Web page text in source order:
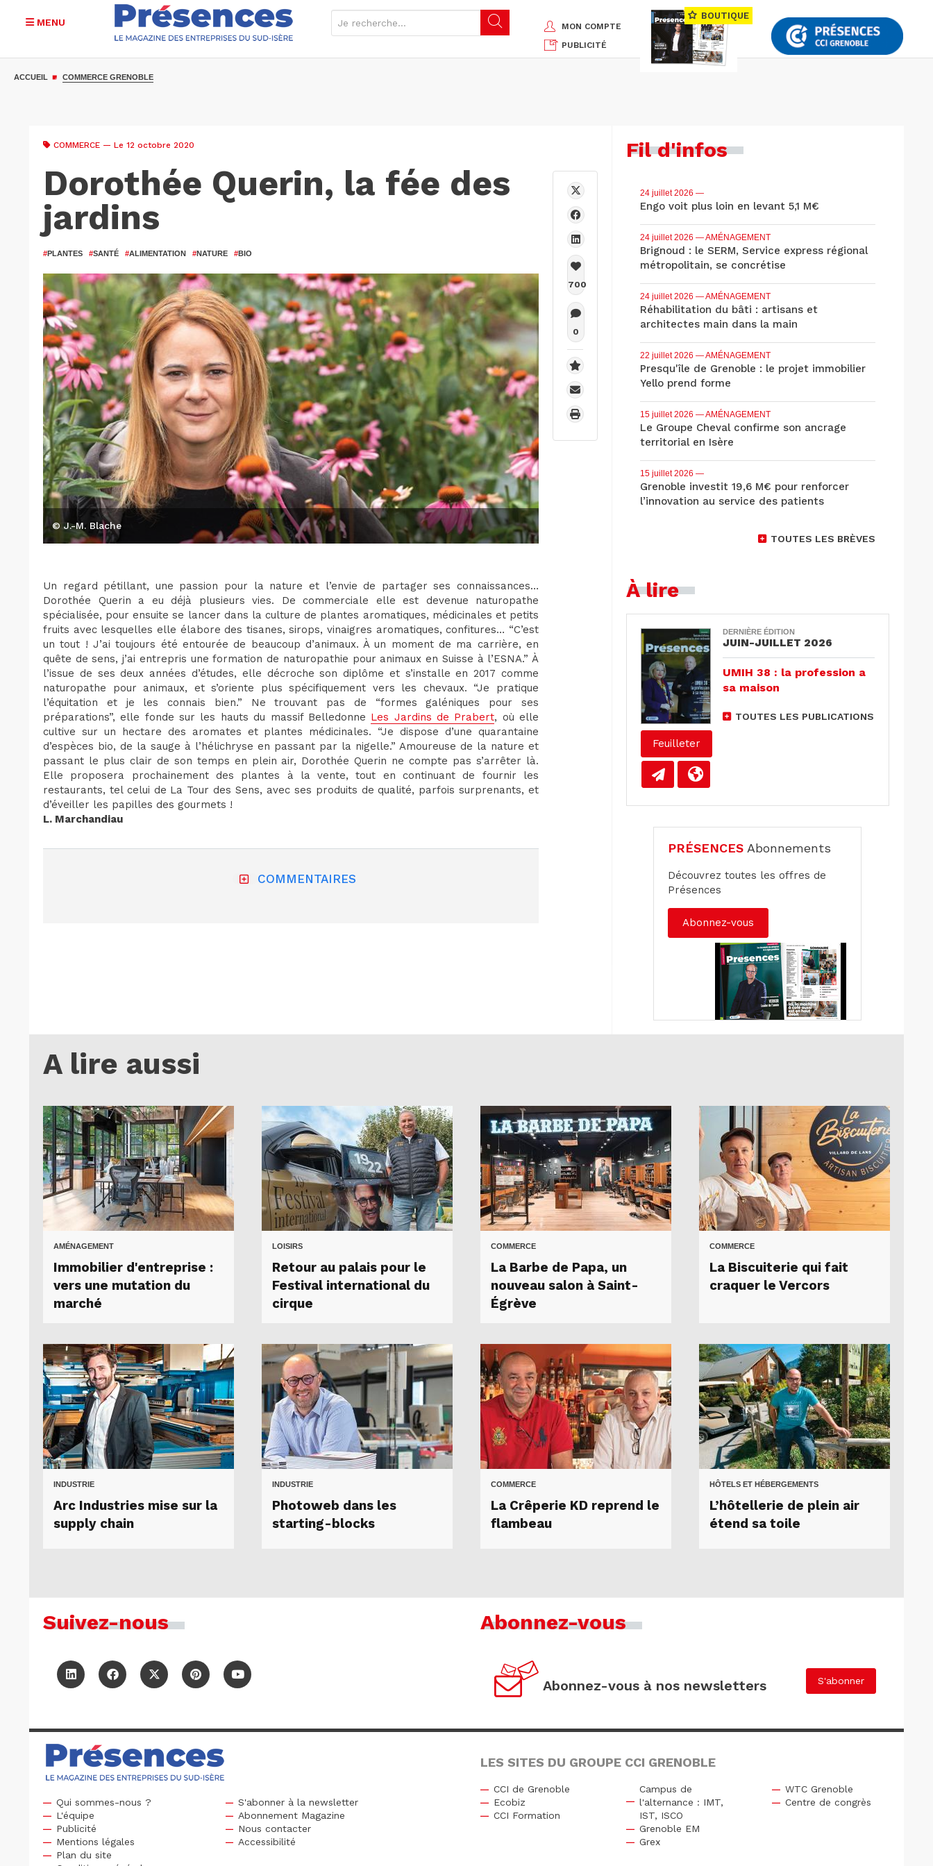
MENU
MON COMPTE
PUBLICITÉ
BOUTIQUE
ACCUEIL COMMERCE GRENOBLE
COMMERCE — Le 12 octobre 2020
Dorothée Querin, la fée des
jardins
#PLANTES #SANTÉ #ALIMENTATION #NATURE #BIO
© J.-M. Blache
Un regard pétillant, une passion pour la nature et l’envie de partager ses connaissances…
Dorothée Querin a eu déjà plusieurs vies. De commerciale elle est devenue naturopathe
spécialisée, pour ensuite se lancer dans la culture de plantes aromatiques, médicinales et petits
fruits avec lesquelles elle élabore des tisanes, sirops, vinaigres aromatiques, confitures… “C’est
un tout ! J’ai toujours été entourée de beaucoup d’animaux. À un moment de ma carrière, en
quête de sens, j’ai entrepris une formation de naturopathie pour animaux en Suisse à l’ESNA.” À
l’issue de ses deux années d’études, elle décroche son diplôme et s’installe en 2017 comme
naturopathe pour animaux, et s’oriente plus spécifiquement vers les chevaux. “Je pratique
l’équitation et je les connais bien.” Ne trouvant pas de “formes galéniques pour ses
préparations”, elle fonde sur les hauts du massif Belledonne Les Jardins de Prabert, où elle
cultive sur un hectare des aromates et plantes médicinales. “Je dispose d’une quarantaine
d’espèces bio, de la sauge à l’hélichryse en passant par la nigelle.” Amoureuse de la nature et
passant le plus clair de son temps en plein air, Dorothée Querin ne compte pas s’arrêter là.
Elle proposera prochainement des plantes à la vente, tout en continuant de fournir les
restaurants, tel celui de La Tour des Sens, avec ses produits de qualité, parfois surprenants, et
d’éveiller les papilles des gourmets !
L. Marchandiau
COMMENTAIRES
700
0
Fil d'infos
24 juillet 2026 —
Engo voit plus loin en levant 5,1 M€
24 juillet 2026 — AMÉNAGEMENT
Brignoud : le SERM, Service express régional
métropolitain, se concrétise
24 juillet 2026 — AMÉNAGEMENT
Réhabilitation du bâti : artisans et
architectes main dans la main
22 juillet 2026 — AMÉNAGEMENT
Presqu'île de Grenoble : le projet immobilier
Yello prend forme
15 juillet 2026 — AMÉNAGEMENT
Le Groupe Cheval confirme son ancrage
territorial en Isère
15 juillet 2026 —
Grenoble investit 19,6 M€ pour renforcer
l’innovation au service des patients
TOUTES LES BRÈVES
À lire
Feuilleter
DERNIÈRE ÉDITION
JUIN-JUILLET 2026
UMIH 38 : la profession a
sa maison
TOUTES LES PUBLICATIONS
PRÉSENCES Abonnements
Découvrez toutes les offres de
Présences
Abonnez-vous
A lire aussi
AMÉNAGEMENT
Immobilier d'entreprise :
vers une mutation du
marché
LOISIRS
Retour au palais pour le
Festival international du
cirque
COMMERCE
La Barbe de Papa, un
nouveau salon à Saint-
Égrève
COMMERCE
La Biscuiterie qui fait
craquer le Vercors
INDUSTRIE
Arc Industries mise sur la
supply chain
INDUSTRIE
Photoweb dans les
starting-blocks
COMMERCE
La Crêperie KD reprend le
flambeau
HÔTELS ET HÉBERGEMENTS
L’hôtellerie de plein air
étend sa toile
Suivez-nous Abonnez-vous
Abonnez-vous à nos newsletters S'abonner
Qui sommes-nous ?
L'équipe
Publicité
S'abonner à la newsletter
Abonnement Magazine
Nous contacter
Mentions légales
Plan du site
Accessibilité
LES SITES DU GROUPE CCI GRENOBLE
CCI de Grenoble
Ecobiz
CCI Formation
Campus de
l'alternance : IMT,
IST, ISCO
Grenoble EM
Grex
WTC Grenoble
Centre de congrès